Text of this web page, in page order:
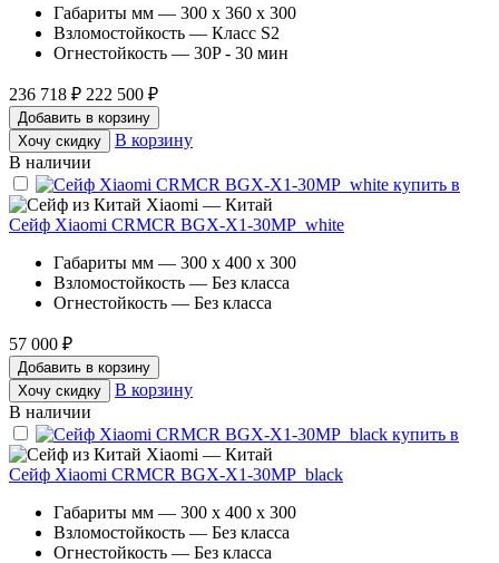
Габариты мм — 300 x 360 x 300
Взломостойкость — Класс S2
Огнестойкость — 30P - 30 мин
236 718 ₽ 222 500 ₽
Добавить в корзину
Хочу скидку
В корзину
В наличии
Xiaomi — Китай
Сейф Xiaomi CRMCR BGX-X1-30MP_white
Габариты мм — 300 x 400 x 300
Взломостойкость — Без класса
Огнестойкость — Без класса
57 000 ₽
Добавить в корзину
Хочу скидку
В корзину
В наличии
Xiaomi — Китай
Сейф Xiaomi CRMCR BGX-X1-30MP_black
Габариты мм — 300 x 400 x 300
Взломостойкость — Без класса
Огнестойкость — Без класса